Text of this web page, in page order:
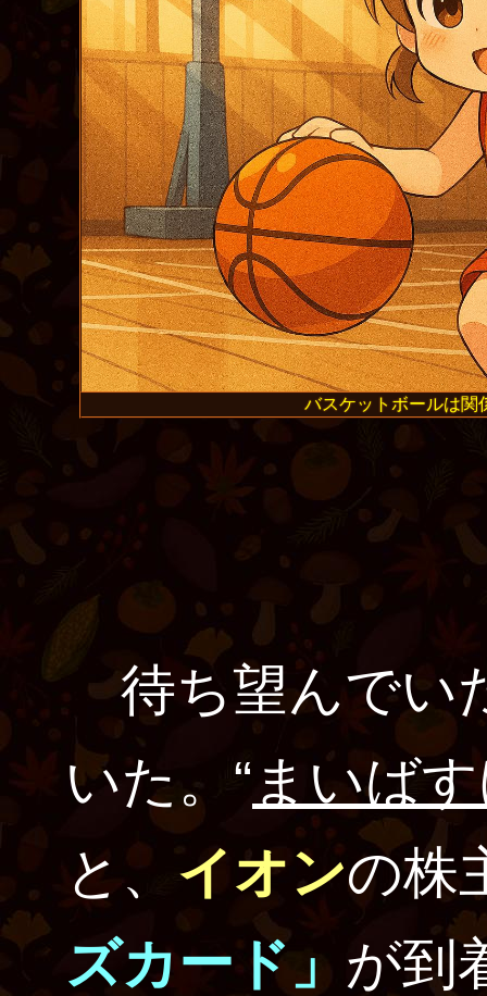
バスケットボールは関
待ち望んでい
いた。“まいば
と、 イオンの株
ズカード」 が到